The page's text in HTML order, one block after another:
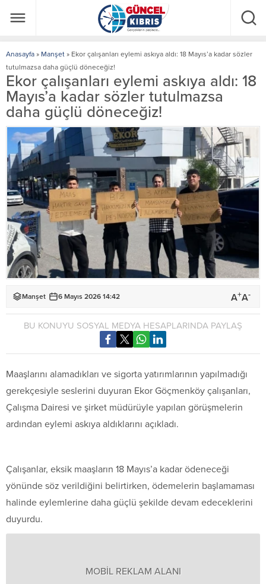
Anasayfa » Manşet » Ekor çalışanları eylemi askıya aldı: 18 Mayıs’a kadar sözler
tutulmazsa daha güçlü döneceğiz!
Ekor çalışanları eylemi askıya aldı: 18
Mayıs’a kadar sözler tutulmazsa
daha güçlü döneceğiz!
Manşet 6 Mayıs 2026 14:42 A+A-
BU KONUYU SOSYAL MEDYA HESAPLARINDA PAYLAŞ
Maaşlarını alamadıkları ve sigorta yatırımlarının yapılmadığı
gerekçesiyle seslerini duyuran Ekor Göçmenköy çalışanları,
Çalışma Dairesi ve şirket müdürüyle yapılan görüşmelerin
ardından eylemi askıya aldıklarını açıkladı.
Çalışanlar, eksik maaşların 18 Mayıs’a kadar ödeneceği
yönünde söz verildiğini belirtirken, ödemelerin başlamaması
halinde eylemlerine daha güçlü şekilde devam edeceklerini
duyurdu.
MOBİL REKLAM ALANI